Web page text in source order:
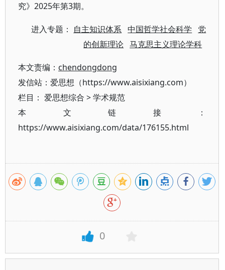
究》2025年第3期。
进入专题： 自主知识体系 中国哲学社会科学
党
的创新理论 马克思主义理论学科
本文责编： chendongdong
发信站：爱思想（https://www.aisixiang.com）
栏目： 爱思想综合 >学术规范
本文链接：
https://www.aisixiang.com/data/176155.html
0